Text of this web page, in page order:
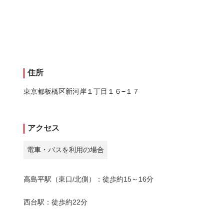
住所
東京都板橋区新河岸１丁目１６−１７
アクセス
電車・バスを利用の場合
高島平駅（東口/北側）：徒歩約15～16分
西台駅：徒歩約22分